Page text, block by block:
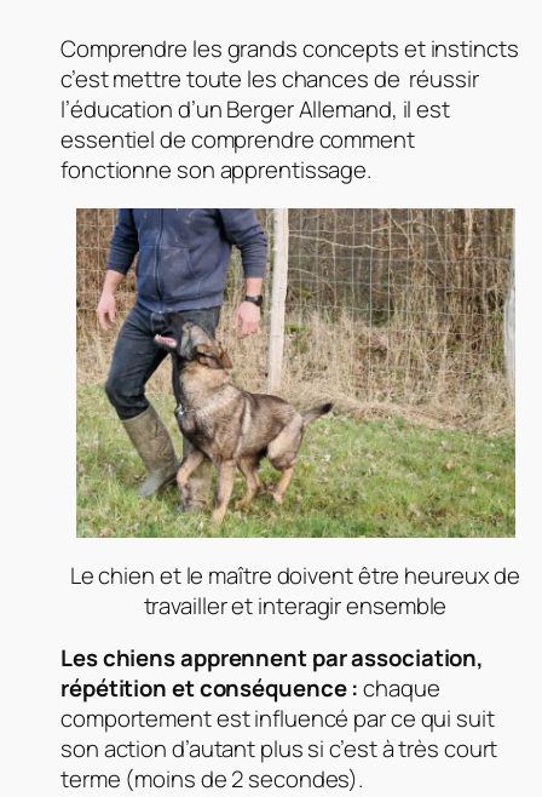
Comprendre les grands concepts et instincts
c’est mettre toute les chances de réussir
l’éducation d’un Berger Allemand, il est
essentiel de comprendre comment
fonctionne son apprentissage.
Le chien et le maître doivent être heureux de
travailler et interagir ensemble
Les chiens apprennent par association,
répétition et conséquence :chaque
comportement est influencé par ce qui suit
son action d’autant plus si c’est à très court
terme (moins de 2 secondes).